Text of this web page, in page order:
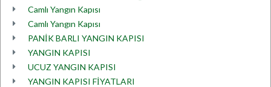
Camlı Yangın Kapısı
Camlı Yangın Kapısı
PANİK BARLI YANGIN KAPISI
YANGIN KAPISI
UCUZ YANGIN KAPISI
YANGIN KAPISI FİYATLARI